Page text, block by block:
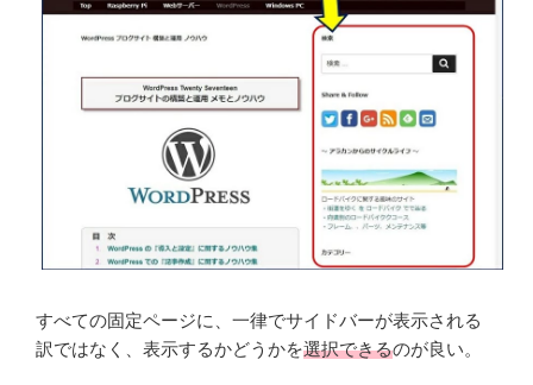
すべての固定ページに、一律でサイドバーが表示される
訳ではなく、表示するかどうかを選択できるのが良い。